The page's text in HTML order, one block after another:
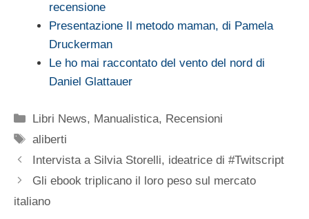
recensione
Presentazione Il metodo maman, di Pamela
Druckerman
Le ho mai raccontato del vento del nord di
Daniel Glattauer
Categorie
Libri News, Manualistica, Recensioni
Tag
aliberti
Intervista a Silvia Storelli, ideatrice di #Twitscript
Gli ebook triplicano il loro peso sul mercato
italiano